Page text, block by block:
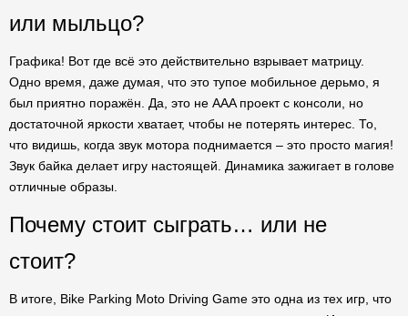
или мыльцо?
Графика! Вот где всё это действительно взрывает матрицу.
Одно время, даже думая, что это тупое мобильное дерьмо, я
был приятно поражён. Да, это не AAA проект с консоли, но
достаточной яркости хватает, чтобы не потерять интерес. То,
что видишь, когда звук мотора поднимается – это просто магия!
Звук байка делает игру настоящей. Динамика зажигает в голове
отличные образы.
Почему стоит сыграть… или не
стоит?
В итоге, Bike Parking Moto Driving Game это одна из тех игр, что